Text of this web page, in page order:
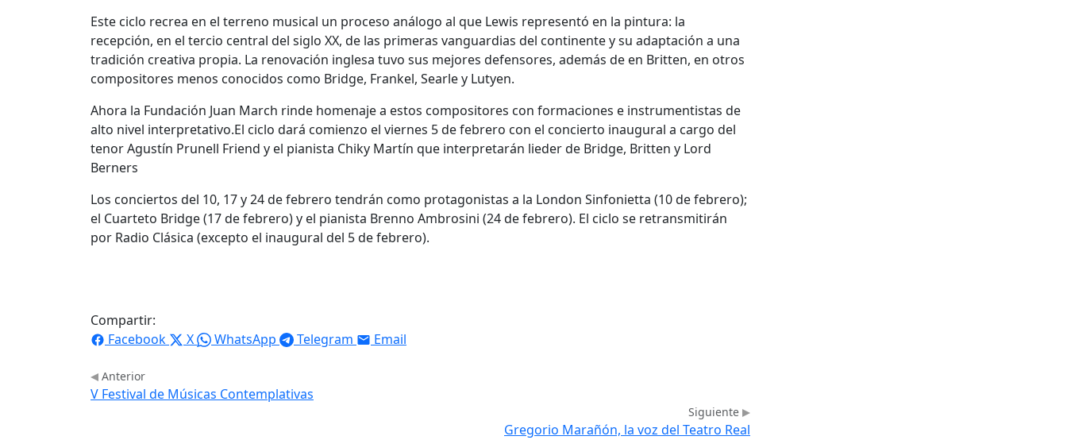
Este ciclo recrea en el terreno musical un proceso análogo al que Lewis representó en la pintura: la
recepción, en el tercio central del siglo XX, de las primeras vanguardias del continente y su adaptación a una
tradición creativa propia. La renovación inglesa tuvo sus mejores defensores, además de en Britten, en otros
compositores menos conocidos como Bridge, Frankel, Searle y Lutyen.
Ahora la Fundación Juan March rinde homenaje a estos compositores con formaciones e instrumentistas de
alto nivel interpretativo.El ciclo dará comienzo el viernes 5 de febrero con el concierto inaugural a cargo del
tenor Agustín Prunell Friend y el pianista Chiky Martín que interpretarán lieder de Bridge, Britten y Lord
Berners
Los conciertos del 10, 17 y 24 de febrero tendrán como protagonistas a la London Sinfonietta (10 de febrero);
el Cuarteto Bridge (17 de febrero) y el pianista Brenno Ambrosini (24 de febrero). El ciclo se retransmitirán
por Radio Clásica (excepto el inaugural del 5 de febrero).
Compartir:
Facebook
X WhatsApp Telegram Email
Anterior
V Festival de Músicas Contemplativas
Siguiente
Gregorio Marañón, la voz del Teatro Real